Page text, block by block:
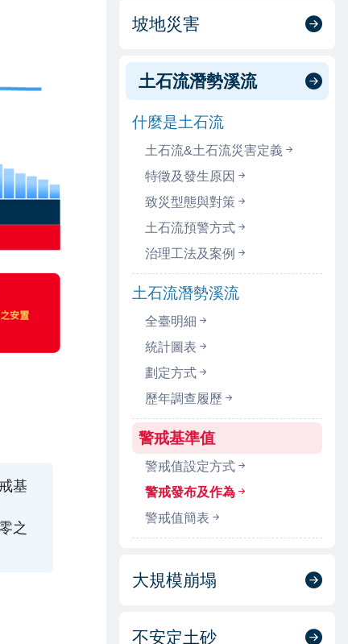
坡地災害
土石流潛勢溪流
什麼是土石流
土石流&土石流災害定義
特徵及發生原因
致災型態與對策
土石流預警方式
治理工法及案例
土石流潛勢溪流
全臺明細
統計圖表
劃定方式
歷年調查履歷
警戒基準值
警戒值設定方式
警戒發布及作為
警戒值簡表
大規模崩塌
不安定土砂
基
之